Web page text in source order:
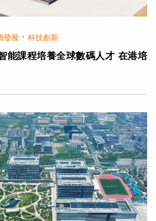
發展 · 科技創新
能課程培養全球數碼人才 在港培